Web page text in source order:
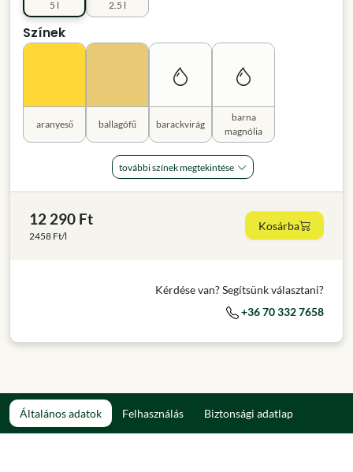
2.5 l
5 l
Színek
aranyeső ballagófű barackvirág
barna
magnólia
további színek megtekintése
12 290 Ft
2458 Ft/l
Kosárba
Kérdése van? Segítsünk választani?
+36 70 332 7658
Általános adatok Felhasználás Biztonsági adatlap